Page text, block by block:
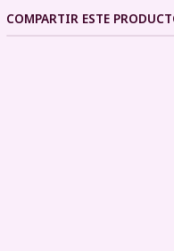
COMPARTIR ESTE